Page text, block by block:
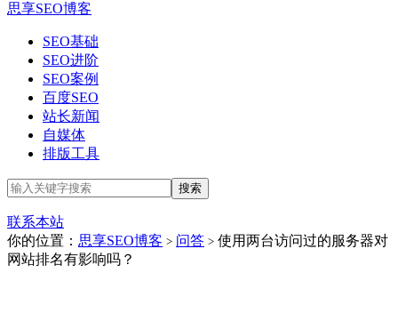
思享SEO博客
SEO基础
SEO进阶
SEO案例
百度SEO
站长新闻
自媒体
排版工具
联系本站
你的位置： 思享SEO博客 > 问答 > 使用两台访问过的服务器对
网站排名有影响吗？